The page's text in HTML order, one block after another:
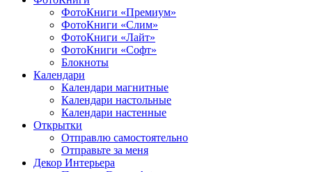
ФотоКниги «Премиум»
ФотоКниги «Слим»
ФотоКниги «Лайт»
ФотоКниги «Софт»
Блокноты
Календари
Календари магнитные
Календари настольные
Календари настенные
Открытки
Отправлю самостоятельно
Отправьте за меня
Декор Интерьера